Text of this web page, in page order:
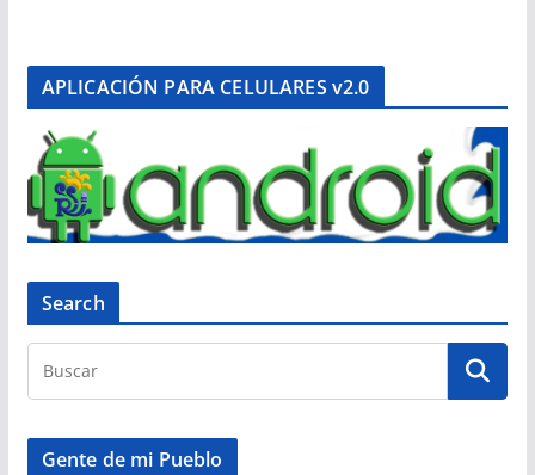
APLICACIÓN PARA CELULARES v2.0
Search
Gente de mi Pueblo